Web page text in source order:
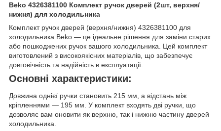
Beko 4326381100 Комплект ручок дверей (2шт, верхня/
нижня) для холодильника
Комплект ручок дверей (верхня/нижня) 4326381100 для
холодильника Beko — це ідеальне рішення для заміни старих
або пошкоджених ручок вашого холодильника. Цей комплект
виготовлений з високоякісних матеріалів, що забезпечує
довговічність та надійність в експлуатації.
Основні характеристики:
Довжина однієї ручки становить 215 мм, а відстань між
кріпленнями — 195 мм. У комплект входять дві ручки, що
дозволяє вам оновити як верхню, так і нижню частину дверей
холодильника.